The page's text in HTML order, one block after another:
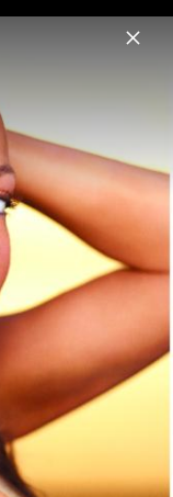
Menu
Fotos Biografie